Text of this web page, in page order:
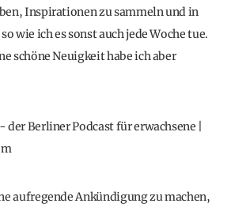
Inspirationen zu sammeln und in
wie ich es sonst auch jede Woche tue.
schöne Neuigkeit habe ich aber
aufregende Ankündigung zu machen,